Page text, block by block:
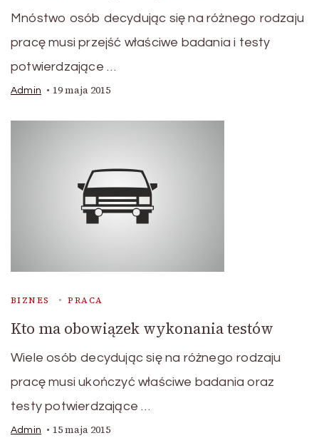
Mnóstwo osób decydując się na różnego rodzaju
pracę musi przejść właściwe badania i testy
potwierdzające …
Admin 19 maja 2015
BIZNES PRACA
Kto ma obowiązek wykonania testów
Wiele osób decydując się na różnego rodzaju
pracę musi ukończyć właściwe badania oraz
testy potwierdzające …
Admin 15 maja 2015